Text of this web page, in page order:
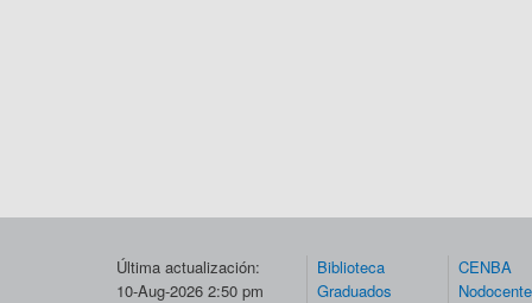
Última actualización:
10-Aug-2026 2:50 pm
Biblioteca
Graduados
CENBA